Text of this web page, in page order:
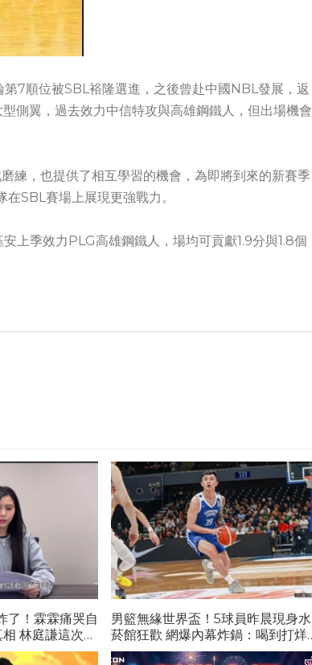
7順位被SBL裕隆選進，之後曾赴中國NBL發展，返
側翼，過去效力中信特攻與高雄鋼鐵人，但出場機會
練，也提供了相互學習的機會，為即將到來的新賽季
SBL賽場上展現更強戰力。
上季效力PLG高雄鋼鐵人，場均可貢獻1.9分與1.8個
了！霖霖痛哭自
林庭謙這次完
男籃無緣世界盃！5球員昨晨現身水
菸館狂歡 網爆內幕炸鍋：喝到打烊
還抽菸...